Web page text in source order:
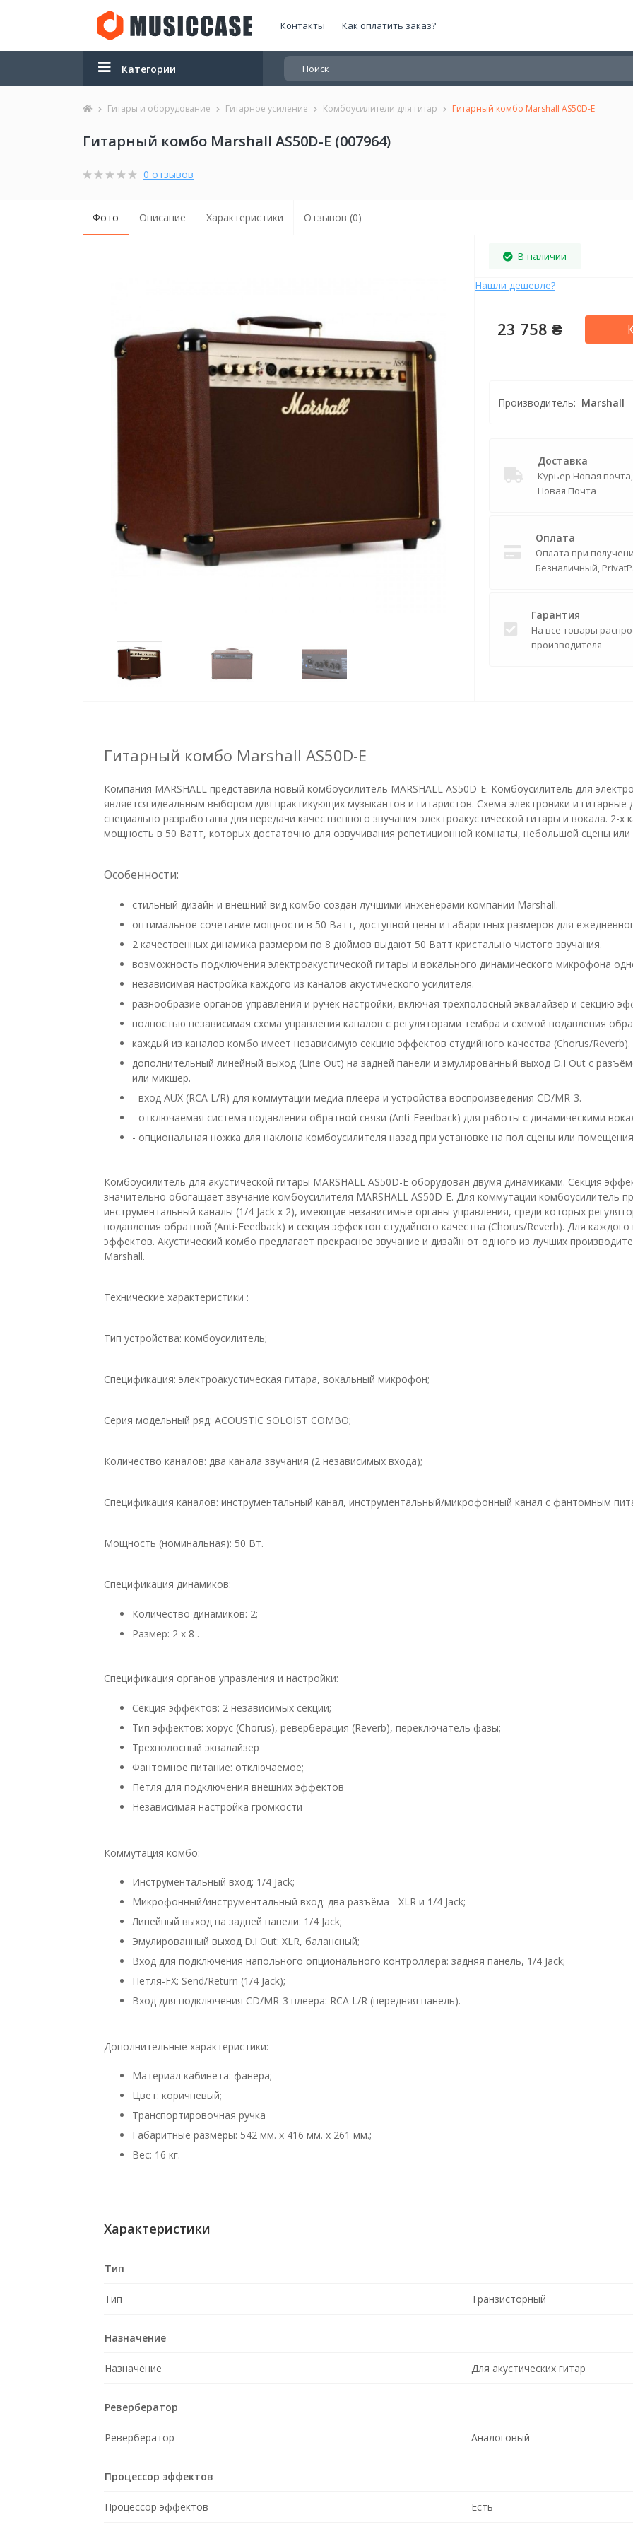
Контакты Как оплатить заказ?
Категории
Гитары и оборудование Гитарное усиление Комбоусилители для гитар Гитарный комбо Marshall AS50D-E
Гитарный комбо Marshall AS50D-E (007964)
0 отзывов
Фото Описание Характеристики Отзывов (0)
В наличии
Нашли дешевле?
23 758 ₴
Производитель: Marshall
Доставка
Курьер Новая
Новая Почта
Оплата
Оплата при
Безналичный,
Гарантия
На все товары
производителя
Гитарный комбо Marshall AS50D-E
Компания MARSHALL представила новый комбоусилитель MARSHALL AS50D-E. Комбоусилитель для
является идеальным выбором для практикующих музыкантов и гитаристов. Схема электроники и гитарные
специально разработаны для передачи качественного звучания электроакустической гитары и вокала. 2-
мощность в 50 Ватт, которых достаточно для озвучивания репетиционной комнаты, небольшой сцены
Особенности:
стильный дизайн и внешний вид комбо создан лучшими инженерами компании Marshall.
оптимальное сочетание мощности в 50 Ватт, доступной цены и габаритных размеров для
2 качественных динамика размером по 8 дюймов выдают 50 Ватт кристально чистого звучания.
возможность подключения электроакустической гитары и вокального динамического микрофона
независимая настройка каждого из каналов акустического усилителя.
разнообразие органов управления и ручек настройки, включая трехполосный эквалайзер и секцию
полностью независимая схема управления каналов с регуляторами тембра и схемой подавления
каждый из каналов комбо имеет независимую секцию эффектов студийного качества (Chorus/Reverb).
дополнительный линейный выход (Line Out) на задней панели и эмулированный выход D.I Out с
или микшер.
- вход AUX (RCA L/R) для коммутации медиа плеера и устройства воспроизведения CD/MR-3.
- отключаемая система подавления обратной связи (Anti-Feedback) для работы с динамическими
- опциональная ножка для наклона комбоусилителя назад при установке на пол сцены или
Комбоусилитель для акустической гитары MARSHALL AS50D-E оборудован двумя динамиками. Секция
значительно обогащает звучание комбоусилителя MARSHALL AS50D-E. Для коммутации комбоусилитель
инструментальный каналы (1/4 Jack x 2), имеющие независимые органы управления, среди которых
подавления обратной (Anti-Feedback) и секция эффектов студийного качества (Chorus/Reverb). Для
эффектов. Акустический комбо предлагает прекрасное звучание и дизайн от одного из лучших
Marshall.
Технические характеристики :
Тип устройства: комбоусилитель;
Спецификация: электроакустическая гитара, вокальный микрофон;
Серия модельный ряд: ACOUSTIC SOLOIST COMBO;
Количество каналов: два канала звучания (2 независимых входа);
Спецификация каналов: инструментальный канал, инструментальный/микрофонный канал с фантомным
Мощность (номинальная): 50 Вт.
Спецификация динамиков:
Количество динамиков: 2;
Размер: 2 х 8 .
Спецификация органов управления и настройки:
Секция эффектов: 2 независимых секции;
Тип эффектов: хорус (Chorus), реверберация (Reverb), переключатель фазы;
Трехполосный эквалайзер
Фантомное питание: отключаемое;
Петля для подключения внешних эффектов
Независимая настройка громкости
Коммутация комбо:
Инструментальный вход: 1/4 Jack;
Микрофонный/инструментальный вход: два разъёма - XLR и 1/4 Jack;
Линейный выход на задней панели: 1/4 Jack;
Эмулированный выход D.I Out: XLR, балансный;
Вход для подключения напольного опционального контроллера: задняя панель, 1/4 Jack;
Петля-FX: Send/Return (1/4 Jack);
Вход для подключения CD/MR-3 плеера: RCA L/R (передняя панель).
Дополнительные характеристики:
Материал кабинета: фанера;
Цвет: коричневый;
Транспортировочная ручка
Габаритные размеры: 542 мм. х 416 мм. х 261 мм.;
Вес: 16 кг.
Характеристики
Тип
Тип Транзисторный
Назначение
Назначение Для акустических гитар
Ревербератор
Ревербератор Аналоговый
Процессор эффектов
Процессор эффектов Есть